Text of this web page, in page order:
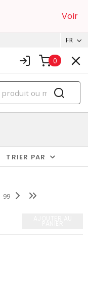
Voir
FR
0
TRIER PAR
99